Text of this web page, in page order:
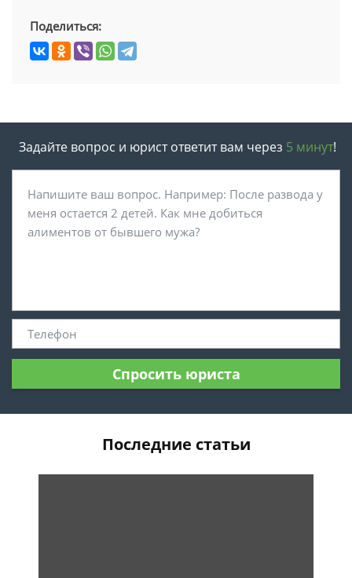
Поделиться:
Задайте вопрос и юрист ответит вам через 5 минут!
Спросить юриста
Последние статьи